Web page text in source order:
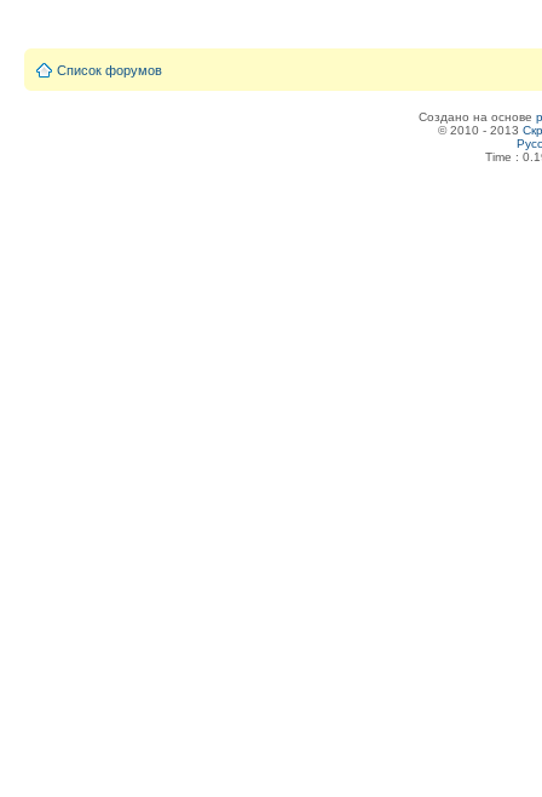
Список форумов
Создано на основе
© 2010 - 2013
Time :